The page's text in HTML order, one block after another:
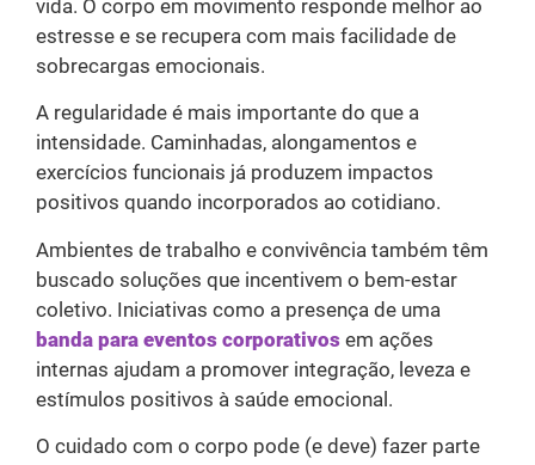
vida. O corpo em movimento responde melhor ao
estresse e se recupera com mais facilidade de
sobrecargas emocionais.
A regularidade é mais importante do que a
intensidade. Caminhadas, alongamentos e
exercícios funcionais já produzem impactos
positivos quando incorporados ao cotidiano.
Ambientes de trabalho e convivência também têm
buscado soluções que incentivem o bem-estar
coletivo. Iniciativas como a presença de uma
banda para eventos corporativos em ações
internas ajudam a promover integração, leveza e
estímulos positivos à saúde emocional.
O cuidado com o corpo pode (e deve) fazer parte